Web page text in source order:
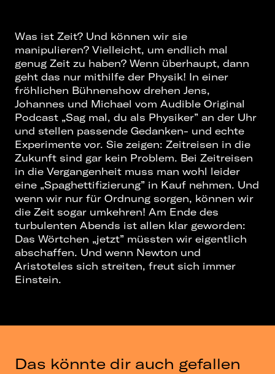
Was ist Zeit? Und können wir sie
manipulieren? Vielleicht, um endlich mal
genug Zeit zu haben? Wenn überhaupt, dann
geht das nur mithilfe der Physik! In einer
fröhlichen Bühnenshow drehen Jens,
Johannes und Michael vom Audible Original
Podcast „Sag mal, du als Physiker” an der Uhr
und stellen passende Gedanken- und echte
Experimente vor. Sie zeigen: Zeitreisen in die
Zukunft sind gar kein Problem. Bei Zeitreisen
in die Vergangenheit muss man wohl leider
eine „Spaghettifizierung” in Kauf nehmen. Und
wenn wir nur für Ordnung sorgen, können wir
die Zeit sogar umkehren! Am Ende des
turbulenten Abends ist allen klar geworden:
Das Wörtchen „jetzt” müssten wir eigentlich
abschaffen. Und wenn Newton und
Aristoteles sich streiten, freut sich immer
Einstein.
Das könnte dir auch gefallen